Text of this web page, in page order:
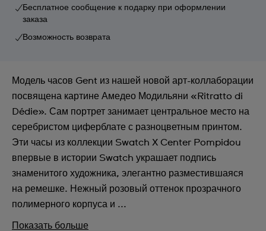
Бесплатное сообщение к подарку при оформлении
заказа
Возможность возврата
Модель часов Gent из нашей новой арт-коллаборации
посвящена картине Амедео Модильяни «Ritratto di
Dédie». Сам портрет занимает центральное место на
серебристом циферблате с разноцветным принтом.
Эти часы из коллекции Swatch X Center Pompidou
впервые в истории Swatch украшает подпись
знаменитого художника, элегантно разместившаяся
на ремешке. Нежный розовый оттенок прозрачного
полимерного корпуса и ...
Показать больше